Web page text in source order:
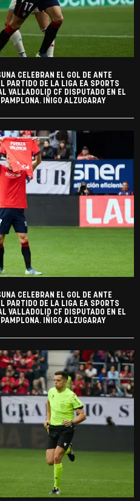
CELEBRAN EL GOL DE ANTE
PARTIDO DE LA LIGA EA SPORTS
VALLADOLID CF DISPUTADO EN EL
IÑIGO ALZUGARAY
CELEBRAN EL GOL DE ANTE
PARTIDO DE LA LIGA EA SPORTS
VALLADOLID CF DISPUTADO EN EL
IÑIGO ALZUGARAY